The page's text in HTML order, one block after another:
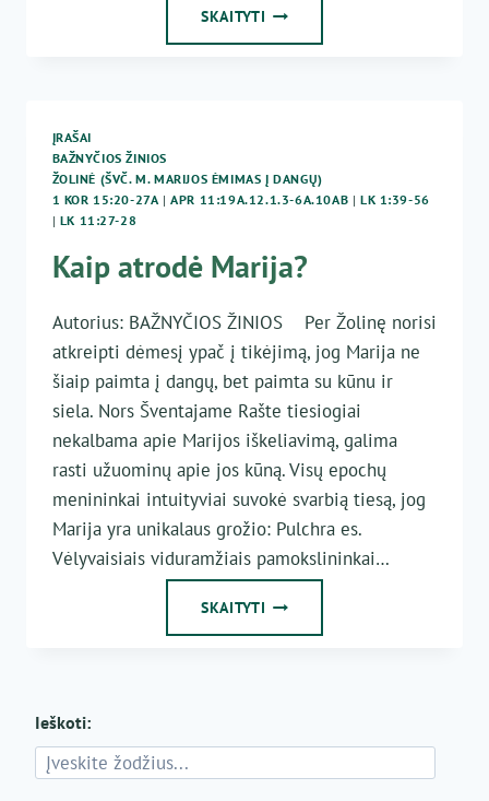
SKAITYTI SAULE
ĮRAŠAI
BAŽNYČIOS ŽINIOS
ŽOLINĖ (ŠVČ. M. MARIJOS ĖMIMAS Į DANGŲ)
1 KOR 15:20-27A |APR 11:19A.12.1.3-6A.10AB | LK 1:39-56
| LK 11:27-28
Kaip atrodė Marija?
Autorius: BAŽNYČIOS ŽINIOS Per Žolinę norisi
atkreipti dėmesį ypač į tikėjimą, jog Marija ne
šiaip paimta į dangų, bet paimta su kūnu ir
siela. Nors Šventajame Rašte tiesiogiai
nekalbama apie Marijos iškeliavimą, galima
rasti užuominų apie jos kūną. Visų epochų
menininkai intuityviai suvokė svarbią tiesą, jog
Marija yra unikalaus grožio: Pulchra es.
Vėlyvaisiais viduramžiais pamokslininkai…
SKAITYTI KAIP
Ieškoti: